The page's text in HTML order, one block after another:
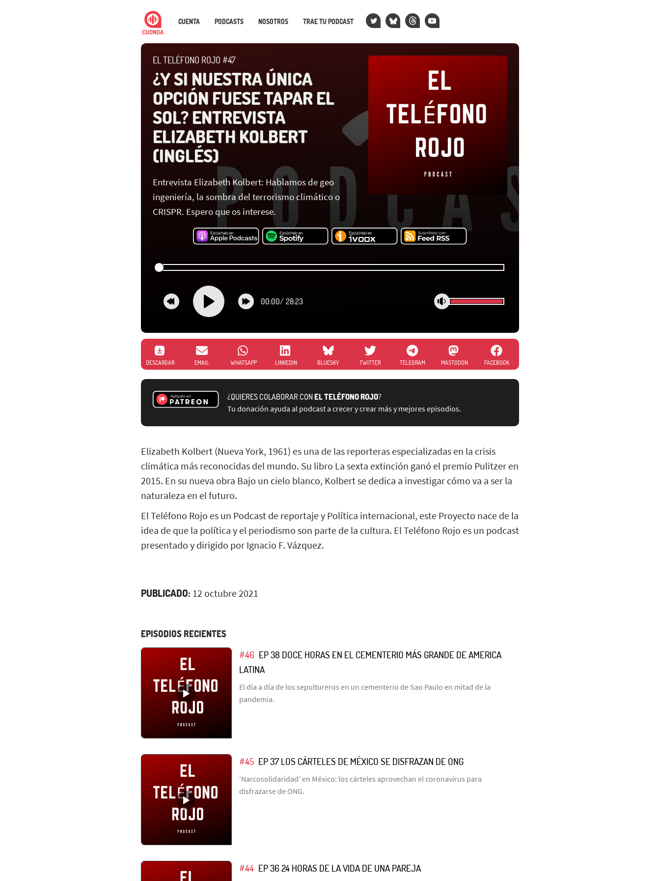
CUENTA PODCASTS NOSOTROS TRAE TU PODCAST
EL TELÉFONO ROJO #47
¿Y SI NUESTRA ÚNICA
OPCIÓN FUESE TAPAR EL
SOL? ENTREVISTA
ELIZABETH KOLBERT
(INGLÉS)
Entrevista Elizabeth Kolbert: Hablamos de geo
ingeniería, la sombra del terrorismo climático o
CRISPR. Espero que os interese.
00:00/ 28:23
DESCARGAR EMAIL WHATSAPP LINKEDIN BLUESKY TWITTER TELEGRAM MASTODON FACEBOOK
¿QUIERES COLABORAR CONEL TELÉFONO ROJO?
Tu donación ayuda al podcast a crecer y crear más y mejores episodios.
Elizabeth Kolbert (Nueva York, 1961) es una de las reporteras especializadas en la crisis
climática más reconocidas del mundo. Su libro La sexta extinción ganó el premio Pulitzer en
2015. En su nueva obra Bajo un cielo blanco, Kolbert se dedica a investigar cómo va a ser la
naturaleza en el futuro.
El Teléfono Rojo es un Podcast de reportaje y Política internacional, este Proyecto nace de la
idea de que la política y el periodismo son parte de la cultura. El Teléfono Rojo es un podcast
presentado y dirigido por Ignacio F. Vázquez.
PUBLICADO: 12 octubre 2021
EPISODIOS RECIENTES
#46 EP 38 DOCE HORAS EN EL CEMENTERIO MÁS GRANDE DE AMERICA
LATINA
El día a día de los sepultureros en un cementerio de Sao Paulo en mitad de la
pandemia.
#45 EP 37 LOS CÁRTELES DE MÉXICO SE DISFRAZAN DE ONG
‘Narcosolidaridad’ en México: los cárteles aprovechan el coronavirus para
disfrazarse de ONG.
#44 EP 36 24 HORAS DE LA VIDA DE UNA PAREJA